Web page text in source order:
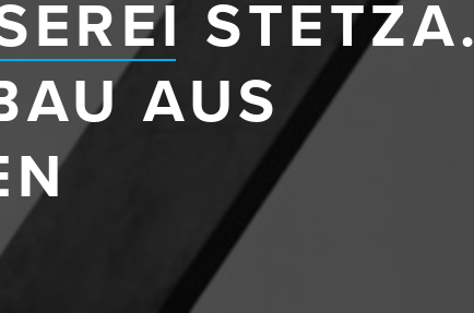
STETZA.
AUS